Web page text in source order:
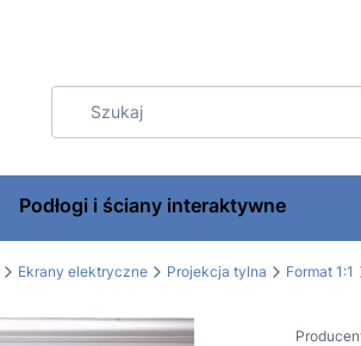
Podłogi i ściany interaktywne
Ekrany elektryczne Projekcja tylna Format 1:1